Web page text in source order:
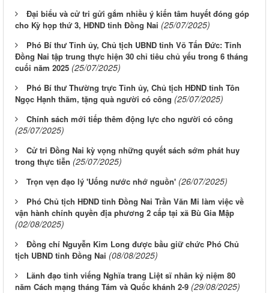
Đại biểu và cử tri gửi gắm nhiều ý kiến tâm huyết đóng góp
cho Kỳ họp thứ 3, HĐND tỉnh Đồng Nai (25/07/2025)
Phó Bí thư Tỉnh ủy, Chủ tịch UBND tỉnh Võ Tấn Đức: Tỉnh
Đồng Nai tập trung thực hiện 30 chỉ tiêu chủ yếu trong 6 tháng
cuối năm 2025 (25/07/2025)
Phó Bí thư Thường trực Tỉnh ủy, Chủ tịch HĐND tỉnh Tôn
Ngọc Hạnh thăm, tặng quà người có công (25/07/2025)
Chính sách mới tiếp thêm động lực cho người có công
(25/07/2025)
Cử tri Đồng Nai kỳ vọng những quyết sách sớm phát huy
trong thực tiễn (25/07/2025)
Trọn vẹn đạo lý 'Uống nước nhớ nguồn' (26/07/2025)
Phó Chủ tịch HĐND tỉnh Đồng Nai Trần Văn Mi làm việc về
vận hành chính quyền địa phương 2 cấp tại xã Bù Gia Mập
(02/08/2025)
Đồng chí Nguyễn Kim Long được bầu giữ chức Phó Chủ
tịch UBND tỉnh Đồng Nai (08/08/2025)
Lãnh đạo tỉnh viếng Nghĩa trang Liệt sĩ nhân kỷ niệm 80
năm Cách mạng tháng Tám và Quốc khánh 2-9 (29/08/2025)